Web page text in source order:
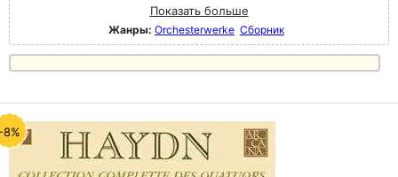
Показать больше
Жанры: Orchesterwerke Сборник
8%